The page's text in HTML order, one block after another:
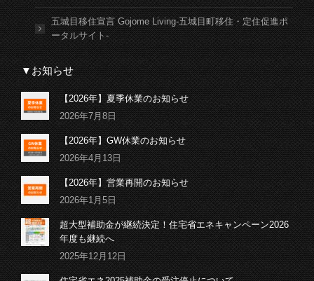
五城目移住宣言 Gojome Living-五城目町移住・定住促進ポ
ータルサイト-
▼お知らせ
【2026年】夏季休業のお知らせ
2026年7月8日
【2026年】GW休業のお知らせ
2026年4月13日
【2026年】営業再開のお知らせ
2026年1月5日
超大型補助金が継続決定！住宅省エネキャンペーン2026
年度も継続へ
2025年12月12日